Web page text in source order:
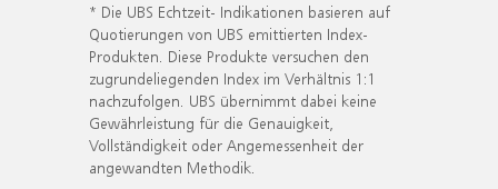
* Die UBS Echtzeit- Indikationen basieren auf
Quotierungen von UBS emittierten Index-
Produkten. Diese Produkte versuchen den
zugrundeliegenden Index im Verhältnis 1:1
nachzufolgen. UBS übernimmt dabei keine
Gewährleistung für die Genauigkeit,
Vollständigkeit oder Angemessenheit der
angewandten Methodik.